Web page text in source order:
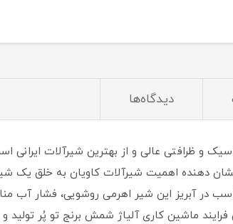
دیدگاه‌ها
و ظرافتی عالی و از بهترین شیرآلات
تعبیه شده در آن نشان دهنده اهمیت شیرآلات کاویان
در آبریز این شیر اهرمی روشویی، فشار آب